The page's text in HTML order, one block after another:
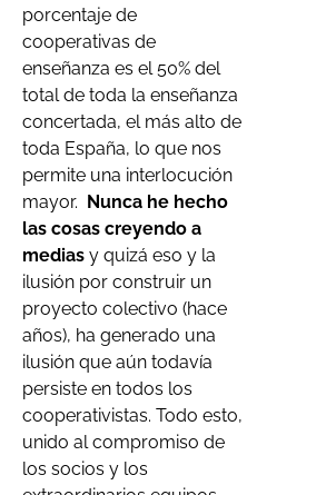
porcentaje de
cooperativas de
enseñanza es el 50% del
total de toda la enseñanza
concertada, el más alto de
toda España, lo que nos
permite una interlocución
mayor. Nunca he hecho
las cosas creyendo a
medias y quizá eso y la
ilusión por construir un
proyecto colectivo (hace
años), ha generado una
ilusión que aún todavía
persiste en todos los
cooperativistas. Todo esto,
unido al compromiso de
los socios y los